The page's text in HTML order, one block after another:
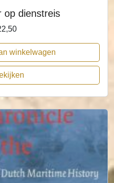
op dienstreis
winkelwagen